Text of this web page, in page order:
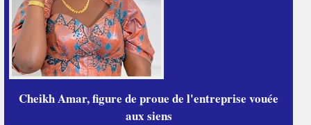
Cheikh Amar, figure de proue de l'entreprise vouée
aux siens